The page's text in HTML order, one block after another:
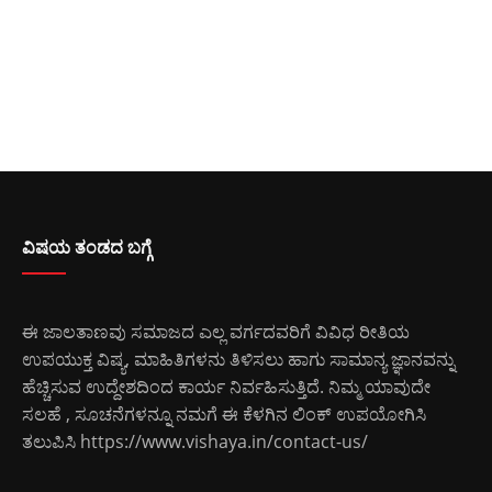
ವಿಷಯ ತಂಡದ ಬಗ್ಗೆ
ಈ ಜಾಲತಾಣವು ಸಮಾಜದ ಎಲ್ಲ ವರ್ಗದವರಿಗೆ ವಿವಿಧ ರೀತಿಯ
ಉಪಯುಕ್ತ ವಿಷ್ಯ, ಮಾಹಿತಿಗಳನು ತಿಳಿಸಲು ಹಾಗು ಸಾಮಾನ್ಯ ಜ್ಞಾನವನ್ನು
ಹೆಚ್ಚಿಸುವ ಉದ್ದೇಶದಿಂದ ಕಾರ್ಯ ನಿರ್ವಹಿಸುತ್ತಿದೆ. ನಿಮ್ಮ ಯಾವುದೇ
ಸಲಹೆ , ಸೂಚನೆಗಳನ್ನೂ ನಮಗೆ ಈ ಕೆಳಗಿನ ಲಿಂಕ್ ಉಪಯೋಗಿಸಿ
ತಲುಪಿಸಿ https://www.vishaya.in/contact-us/